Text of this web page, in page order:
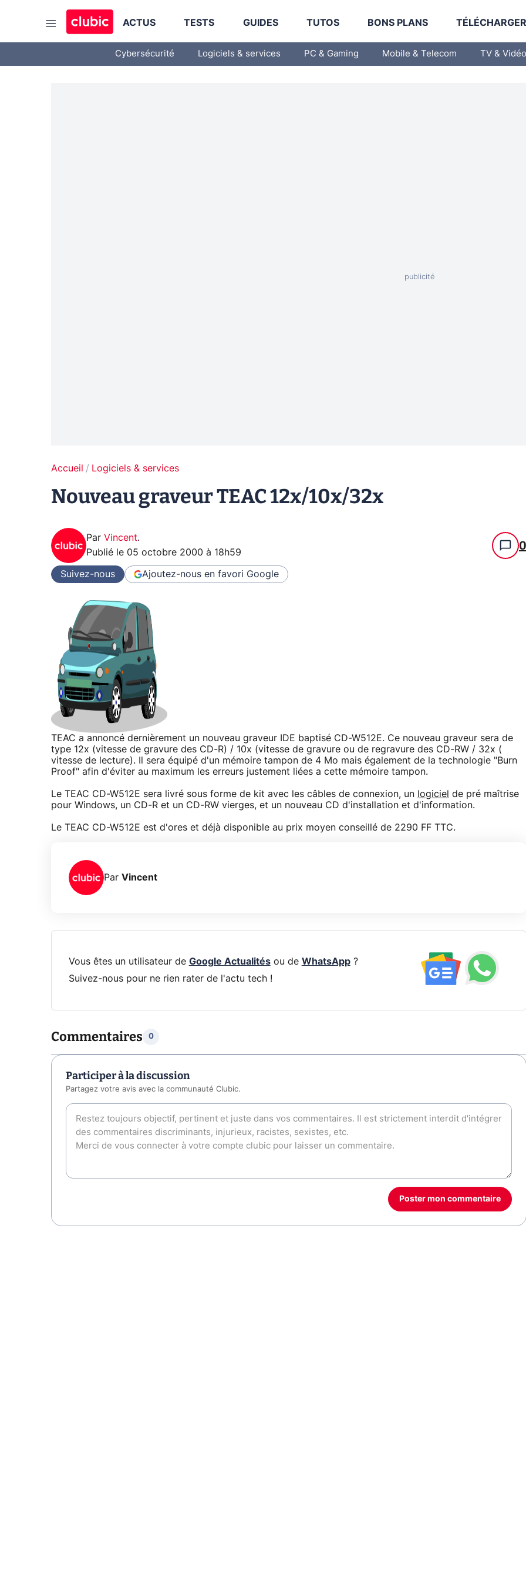
ACTUS TESTS GUIDES TUTOS BONS PLANS
Cybersécurité Logiciels & services PC & Gaming Mobile & Telecom TV & Vidéo
Accueil Logiciels & services
Nouveau graveur TEAC 12x/10x/32x
Par Vincent.
Publié le 05 octobre 2000 à 18h59 0
Suivez-nous Ajoutez-nous en favori Google
TEAC a annoncé dernièrement un nouveau graveur IDE baptisé CD-W512E. Ce nouveau graveur sera de
type 12x (vitesse de gravure des CD-R) / 10x (vitesse de gravure ou de regravure des CD-RW / 32x (
vitesse de lecture). Il sera équipé d'un mémoire tampon de 4 Mo mais également de la technologie "Burn
Proof" afin d'éviter au maximum les erreurs justement liées a cette mémoire tampon.
Le TEAC CD-W512E sera livré sous forme de kit avec les câbles de connexion, un logiciel de pré maîtrise
pour Windows, un CD-R et un CD-RW vierges, et un nouveau CD d'installation et d'information.
Le TEAC CD-W512E est d'ores et déjà disponible au prix moyen conseillé de 2290 FF TTC.
Par Vincent
Vous êtes un utilisateur de Google Actualitésou de WhatsApp?
Suivez-nous pour ne rien rater de l'actu tech !
Commentaires 0
Participer à la discussion
Partagez votre avis avec la communauté Clubic.
Poster mon commentaire